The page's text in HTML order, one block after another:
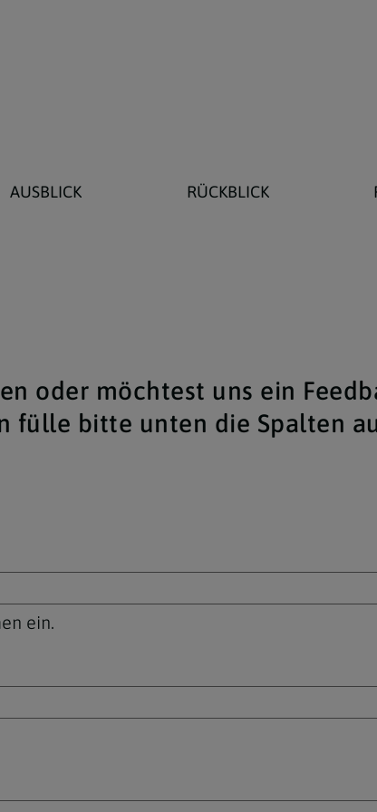
AUSBLICK RÜCKBLICK
oder möchtest uns ein
fülle bitte unten die Spalten
ein.